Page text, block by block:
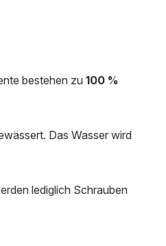
bestehen zu100 %
Das Wasser wird
lediglich Schrauben